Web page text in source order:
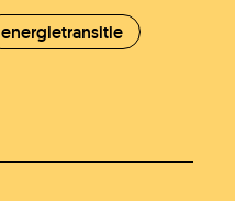
energietransitie